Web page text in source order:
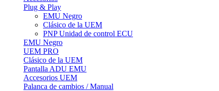
Plug & Play
EMU Negro
Clásico de la UEM
PNP Unidad de control ECU
EMU Negro
UEM PRO
Clásico de la UEM
Pantalla ADU EMU
Accesorios UEM
Palanca de cambios / Manual